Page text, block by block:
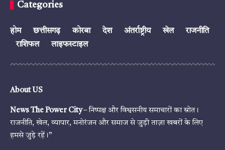
Categories
होम छत्तीसगढ़ कोरबा देश अंतर्राष्ट्रीय खेल
राजनीति
राशिफल
लाइफस्टाइल
About US
News The Power City– निष्पक्ष और विश्वसनीय समाचारों का स्रोत।
राजनीति, खेल, व्यापार, मनोरंजन और समाज से जुड़ी ताज़ा खबरों के लिए
हमसे जुड़े रहें।”